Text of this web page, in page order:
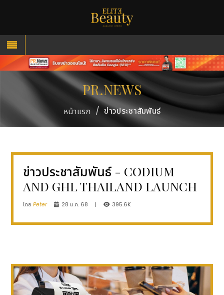
PR.NEWS
หน้าแรก / ข่าวประชาสัมพันธ์
ข่าวประชาสัมพันธ์ - CODIUM
AND GHL THAILAND LAUNCH
โดยPeter 28 ม.ค. 68 | 395.6K